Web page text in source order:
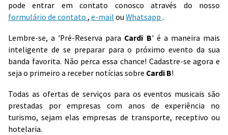
pode entrar em contato conosco através do nosso
formulário de contato , e-mail ou Whatsapp .
Lembre-se, a 'Pré-Reserva para Cardi B' é a maneira mais
inteligente de se preparar para o próximo evento da sua
banda favorita. Não perca essa chance! Cadastre-se agora e
seja o primeiro a receber notícias sobre Cardi B!
Todas as ofertas de serviços para os eventos musicais são
prestadas por empresas com anos de experiência no
turismo, sejam elas empresas de transporte, receptivo ou
hotelaria.